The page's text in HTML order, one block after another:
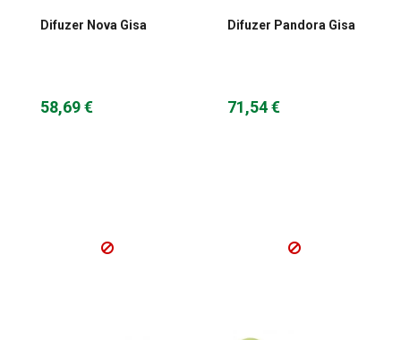
Difuzer Nova Gisa
58,69 €
Difuzer Pandora Gisa
71,54 €